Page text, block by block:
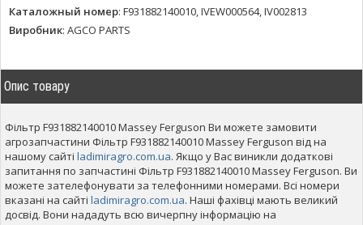
Каталожный номер: F931882140010, IVEW000564, IV002813
Виробник: AGCO PARTS
Опис товару
Фільтр F931882140010 Massey Ferguson Ви можете замовити
агрозапчастини Фільтр F931882140010 Massey Ferguson від на
нашому сайті ladimiragro.com.ua. Якщо у Вас виникли додаткові
запитання по запчастині Фільтр F931882140010 Massey Ferguson. Ви
можете зателефонувати за телефонними номерами. Всі номери
вказані на сайті ladimiragro.com.ua. Наші фахівці мають великий
досвід. Вони нададуть всю вичерпну інформацію на